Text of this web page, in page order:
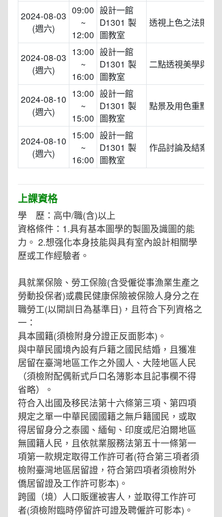
2024-08-03
(週六)
09:00
~
12:00
設計一館
D1301 製
圖教室
透視上色之法則
2024-08-03
(週六)
13:00
~
16:00
設計一館
D1301 製
圖教室
二點透視美學與繪
2024-08-10
(週六)
13:00
~
15:00
設計一館
D1301 製
圖教室
點景及用色重點
2024-08-10
(週六)
15:00
~
16:00
設計一館
D1301 製
圖教室
作品討論及結案
上課資格
學 歷：高中/職(含)以上
資格條件：1.具有基本圖學的製圖及識圖的能
力。 2.想强化本身技能與具有室內設計相關學
歷或工作經驗者。
具就業保險、勞工保險(含受僱從事漁業生產之
勞動投保者)或農民健康保險被保險人身分之在
職勞工(以開訓日為基準日)，且符合下列資格之
一：
具本國籍(須檢附身分證正反面影本)。
與中華民國境內設有戶籍之國民結婚，且獲准
居留在臺灣地區工作之外國人、大陸地區人民
（須檢附配偶新式戶口名簿影本且記事欄不得
省略）。
符合入出國及移民法第十六條第三項、第四項
規定之單一中華民國國籍之無戶籍國民，或取
得居留身分之泰國、緬甸、印度或尼泊爾地區
無國籍人民，且依就業服務法第五十一條第一
項第一款規定取得工作許可者(符合第三項者須
檢附臺灣地區居留證，符合第四項者須檢附外
僑居留證及工作許可影本)。
跨國（境）人口販運被害人，並取得工作許可
者(須檢附臨時停留許可證及聘僱許可影本)。